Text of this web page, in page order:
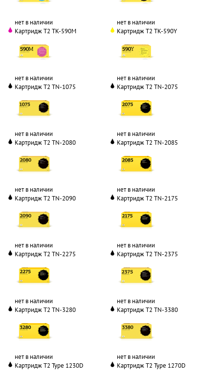
нет в наличии
нет в наличии
Картридж T2 TK-590M
нет в наличии
Картридж T2 TK-590Y
нет в наличии
Картридж T2 TN-1075
нет в наличии
Картридж T2 TN-2075
нет в наличии
Картридж T2 TN-2080
нет в наличии
Картридж T2 TN-2085
нет в наличии
Картридж T2 TN-2090
нет в наличии
Картридж T2 TN-2175
нет в наличии
Картридж T2 TN-2275
нет в наличии
Картридж T2 TN-2375
нет в наличии
Картридж T2 TN-3280
нет в наличии
Картридж T2 TN-3380
нет в наличии
Картридж T2 Type 1230D
Картридж T2 Type 1270D